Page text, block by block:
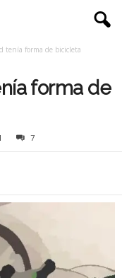
tenía forma de bicicleta
forma de
7